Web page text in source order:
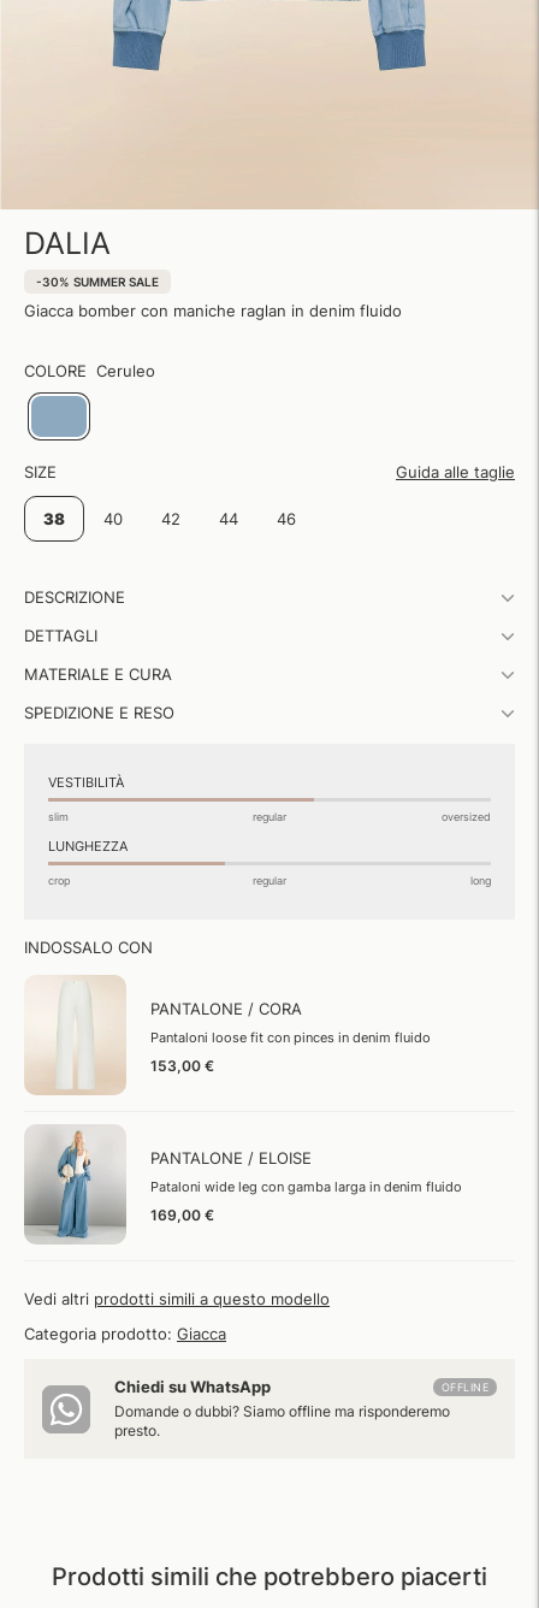
DALIA
-30% SUMMER SALE
Giacca bomber con maniche raglan in denim fluido
COLORE Ceruleo
SIZE Guida alle taglie
38 40 42 44 46
un
al
DESCRIZIONE
DETTAGLI
MATERIALE E CURA
SPEDIZIONE E RESO
VESTIBILITÀ
slim regular oversized
LUNGHEZZA
crop regular long
INDOSSALO CON
PANTALONE / CORA
Pantaloni loose fit con pinces in denim fluido
153,00 €
PANTALONE / ELOISE
Pataloni wide leg con gamba larga in denim fluido
169,00 €
Vedi altri prodotti simili a questo modello
Categoria prodotto: Giacca
Chiedi su WhatsApp OFFLINE
Domande o dubbi? Siamo offline ma risponderemo
presto.
Prodotti simili che potrebbero piacerti